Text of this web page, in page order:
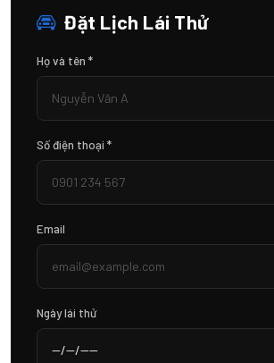
Đặt Lịch Lái Thử
Họ và tên *
Số điện thoại *
Email
Ngày lái thử